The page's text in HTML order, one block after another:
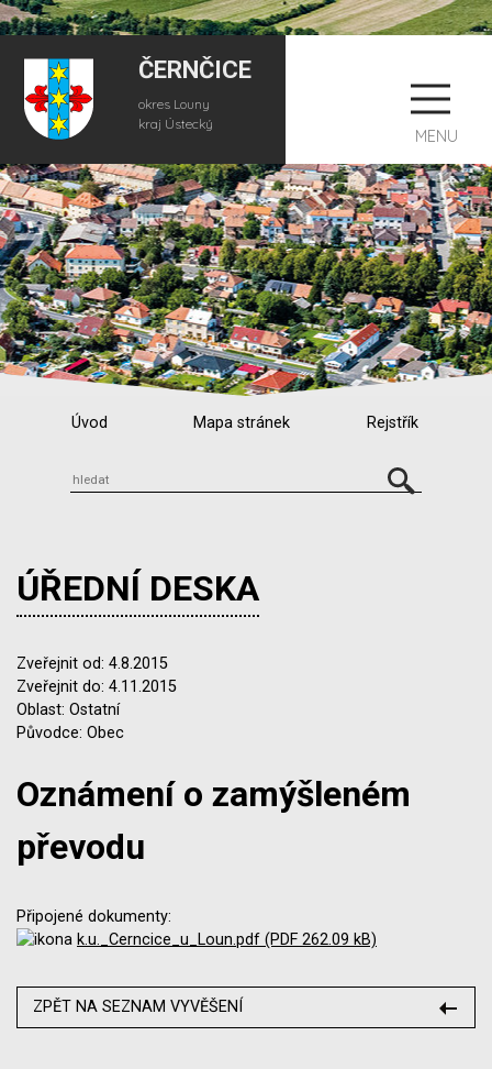
ČERNČICE
okres Louny
kraj Ústecký
MENU
Úvod Mapa stránek Rejstřík
ÚŘEDNÍ DESKA
Zveřejnit od: 4.8.2015
Zveřejnit do: 4.11.2015
Oblast: Ostatní
Původce: Obec
Oznámení o zamýšleném
převodu
Připojené dokumenty:
k.u._Cerncice_u_Loun.pdf (PDF 262.09 kB)
ZPĚT NA SEZNAM VYVĚŠENÍ